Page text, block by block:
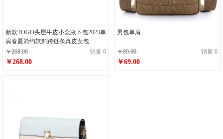
新款TOGO头层牛皮小众腋下包2023单
肩春夏简约软斜跨链条真皮女包
￥268.00
销量 0
￥268.00
男包单肩
￥89.00 销量 0
￥69.00